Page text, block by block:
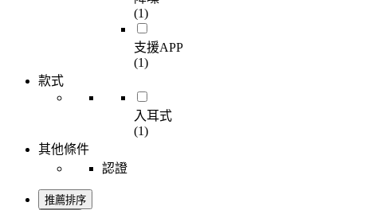
(1)
支援APP
(1)
款式
入耳式
(1)
其他條件
認證
推薦排序